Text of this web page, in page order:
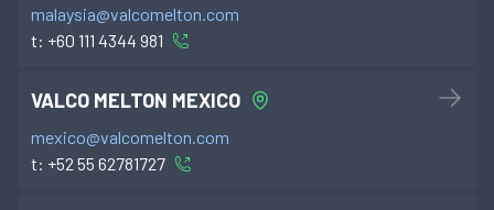
malaysia@valcomelton.com
t: +60 111 4344 981
VALCO MELTON MEXICO
mexico@valcomelton.com
t: +52 55 62781727